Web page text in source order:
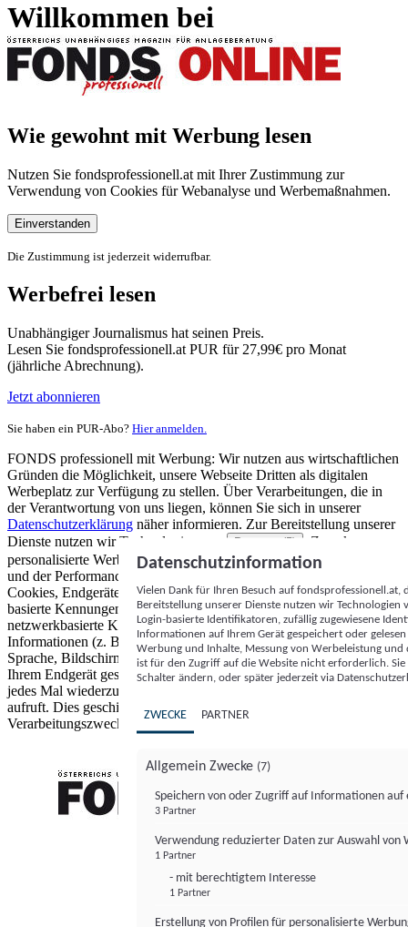
Willkommen bei
Wie gewohnt mit Werbung lesen
Nutzen Sie fondsprofessionell.at mit Ihrer Zustimmung zur
Verwendung von Cookies für Webanalyse und Werbemaßnahmen.
Einverstanden
Die Zustimmung ist jederzeit widerrufbar.
Werbefrei lesen
Unabhängiger Journalismus hat seinen Preis.
Lesen Sie fondsprofessionell.at PUR für 27,99€ pro Monat
(jährliche Abrechnung).
Jetzt abonnieren
Sie haben ein PUR-Abo? Hier anmelden.
FONDS professionell mit Werbung: Wir nutzen aus wirtschaftlichen
Gründen die Möglichkeit, unsere Webseite Dritten als digitalen
Werbeplatz zur Verfügung zu stellen. Über Verarbeitungen, die in
der Verantwortung von uns liegen, können Sie sich in unserer
Datenschutzerklärung näher informieren. Zur Bereitstellung unserer
Dienste nutzen wir Technologien von
Partnern (5)
. Zwecke:
personalisierte Werbung und Inhalte, Messung von Werbeleistung
und der Performance von Inhalten sowie Zielgruppenforschung.
Cookies, Endgeräte- oder ähnliche Online-Kennungen (z. B. login-
basierte Kennungen, zufällig generierte Kennungen,
netzwerkbasierte Kennungen) können zusammen mit anderen
Informationen (z. B. Browsertyp und Browserinformationen,
Sprache, Bildschirmgröße, unterstützte Technologien usw.) auf
Ihrem Endgerät gespeichert oder von dort ausgelesen werden, um es
jedes Mal wiederzuerkennen, wenn es eine App oder einer Webseite
aufruft. Dies geschieht für einen oder mehrere der hier aufgeführten
Verarbeitungszwecke.
Datenschutzinformation
Vielen Dank für Ihren Besuch auf
Bereitstellung unserer Dienste nutzen wir Technologien
Login-basierte Identifikatoren, zufällig zugewiesene
Informationen auf Ihrem Gerät gespeichert oder
Werbung und Inhalte, Messung von Werbeleistung
ist für den Zugriff auf die Website nicht erforderlich.
Schalter ändern, oder später jederzeit via
ZWECKE PARTNER
Allgemein Zwecke (7)
Speichern von oder Zugriff auf Informationen auf
3 Partner
Verwendung reduzierter Daten zur Auswahl von
1 Partner
- mit berechtigtem Interesse
1 Partner
Erstellung von Profilen für personalisierte
FONDS professionell